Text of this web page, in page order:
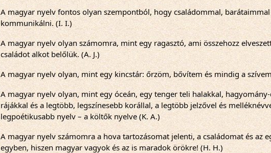
A magyar nyelv fontos olyan szempontból, hogy családommal,
kommunikálni. (I. I.)
A magyar nyelv olyan számomra, mint egy ragasztó, ami összehozz
családot alkot belőlük. (A. J.)
A magyar nyelv olyan, mint egy kincstár: őrzöm, bővítem és mindig a
A magyar nyelv olyan, mint egy óceán, egy tenger teli halakkal,
rájákkal és a legtöbb, legszínesebb korállal, a legtöbb jelzővel és
legpoétikusabb nyelv – a költők nyelve (K. A.)
A magyar nyelv számomra a hova tartozásomat jelenti, a családomat és az
egyben, hiszen magyar vagyok és az is maradok örökre! (H. H.)